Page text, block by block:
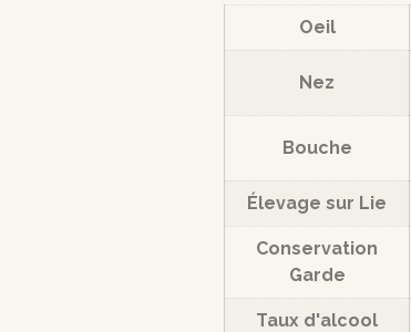
Oeil
Nez
Bouche
Élevage sur Lie
Conservation
Garde
Taux d'alcool